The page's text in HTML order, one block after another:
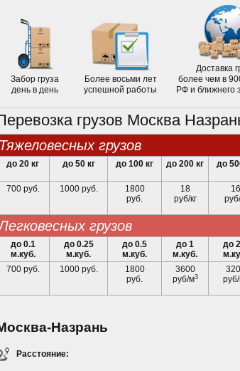
Забор груза
день в день
Более восьми лет
успешной работы
Доставка
более чем в
РФ и ближнего
грузов Москва
тяжеловесных грузов
до 20 кг до 50 кг до 100 кг до 200 кг до
700 руб. 1000 руб.
1800
руб.
18
руб/кг
16
легковесных грузов
до 0.1
м.куб.
до 0.25
м.куб.
до 0.5
м.куб.
до 1
м.куб.
до
700 руб.
1000 руб.
1800
руб.
3600
руб/м3
Назрань
Расстояние: